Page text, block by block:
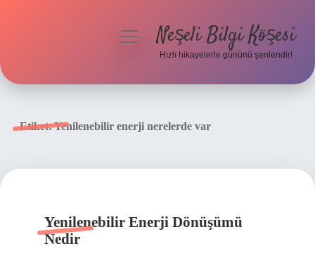
menüyüNeşeli Bilgi Köşesi
Hızlı hikayelerle gününü şenlendir!
Etiket:Yenilenebilir enerji nerelerde var
Yenilenebilir Enerji Dönüşümü
Nedir